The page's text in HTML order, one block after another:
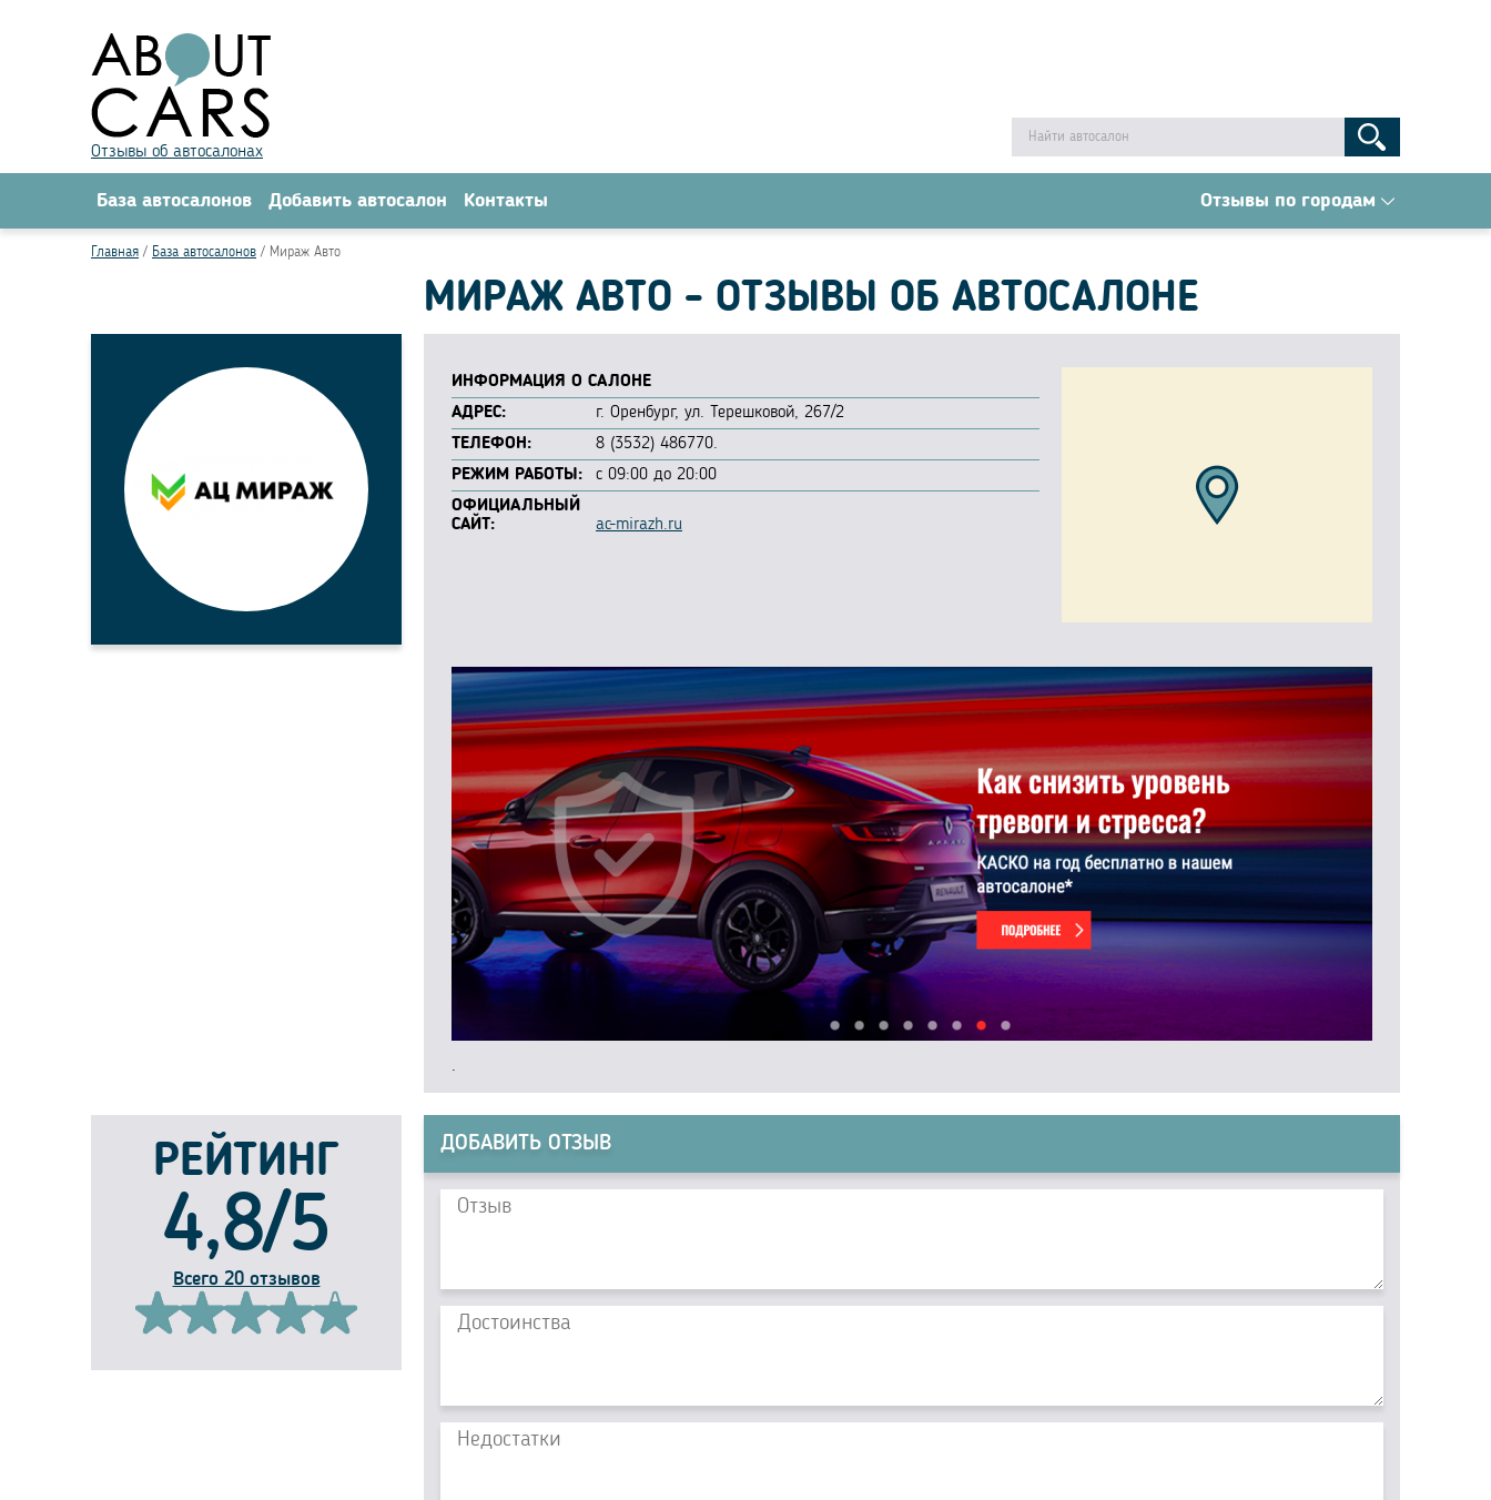
Отзывы об автосалонах
База автосалонов Добавить автосалон Контакты Отзывы по городам
Главная База автосалонов Мираж Авто
МИРАЖ АВТО - ОТЗЫВЫ ОБ АВТОСАЛОНЕ
ИНФОРМАЦИЯ О САЛОНЕ
АДРЕС:
г. Оренбург, ул. Терешковой, 267/2
ТЕЛЕФОН:
8 (3532) 486770.
РЕЖИМ РАБОТЫ:
с 09:00 до 20:00
ОФИЦИАЛЬНЫЙ
САЙТ:
ac-mirazh.ru
.
РЕЙТИНГ
4,8/5
Всего 20 отзывов
ДОБАВИТЬ ОТЗЫВ